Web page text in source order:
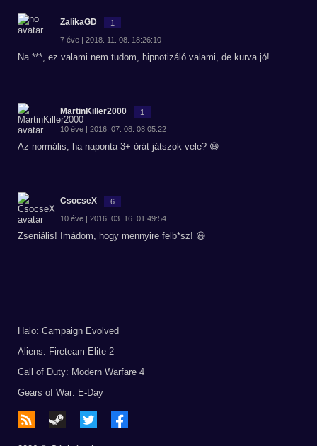
ZalikaGD 1
7 éve | 2018. 11. 08. 18:26:10
Na ***, ez valami nem tudom, hipnotizáló valami, de kurva jó!
MartinKiller2000 1
10 éve | 2016. 07. 08. 08:05:22
Az normális, ha naponta 3+ órát játszok vele? 😆
CsocseX 6
10 éve | 2016. 03. 16. 01:49:54
Zseniális! Imádom, hogy mennyire felb*sz! 😃
Halo: Campaign Evolved
Aliens: Fireteam Elite 2
Call of Duty: Modern Warfare 4
Gears of War: E-Day